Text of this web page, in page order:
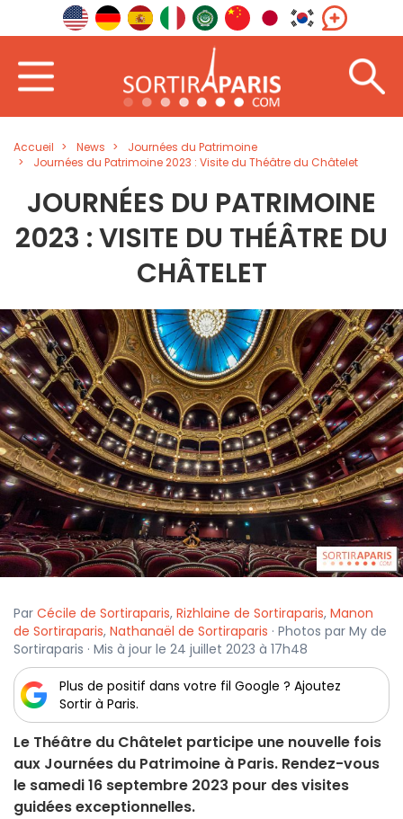
Accueil News
Journées du Patrimoine
Journées du Patrimoine 2023 : Visite du Théâtre du Châtelet
JOURNÉES DU PATRIMOINE
2023 : VISITE DU THÉÂTRE DU
CHÂTELET
Par Cécile de Sortiraparis, Rizhlaine de Sortiraparis, Manon
de Sortiraparis, Nathanaël de Sortiraparis · Photos par My de
Sortiraparis · Mis à jour le 24 juillet 2023 à 17h48
Plus de positif dans votre fil Google ? Ajoutez
Sortir à Paris.
Le Théâtre du Châtelet participe une nouvelle fois
aux Journées du Patrimoine à Paris. Rendez-vous
le samedi 16 septembre 2023 pour des visites
guidées exceptionnelles.